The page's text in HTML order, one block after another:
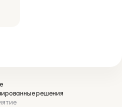
решения